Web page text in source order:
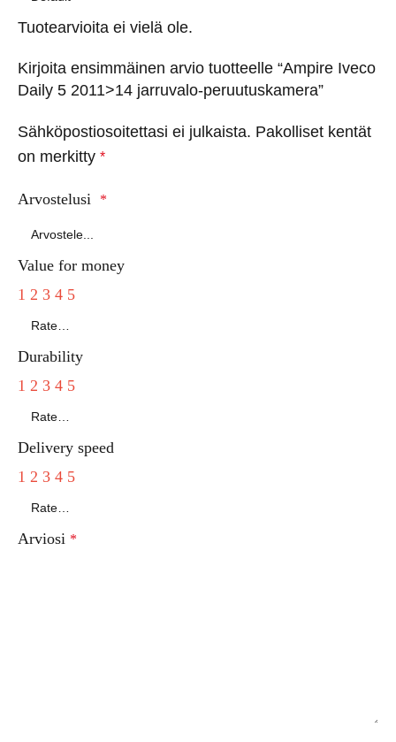
Tuotearvioita ei vielä ole.
Kirjoita ensimmäinen arvio tuotteelle “Ampire Iveco
Daily 5 2011>14 jarruvalo-peruutuskamera”
Sähköpostiosoitettasi ei julkaista. Pakolliset kentät
on merkitty *
Arvostelusi *
Value for money
1 2 3 4 5
Durability
1 2 3 4 5
Delivery speed
1 2 3 4 5
Arviosi *